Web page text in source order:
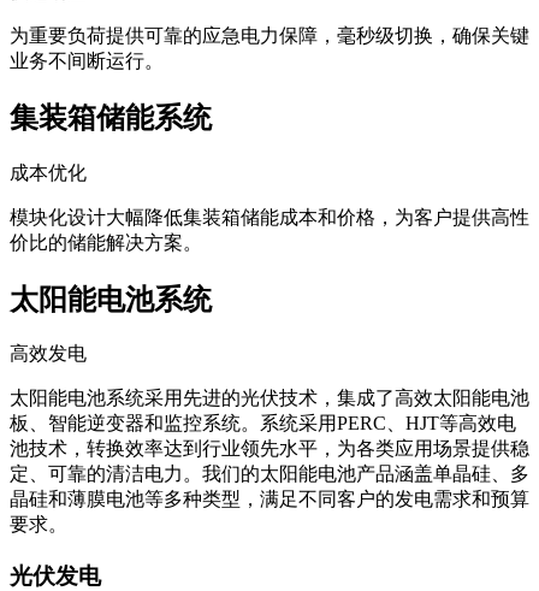
为重要负荷提供可靠的应急电力保障，毫秒级切换，确保关键
业务不间断运行。
集装箱储能系统
成本优化
模块化设计大幅降低集装箱储能成本和价格，为客户提供高性
价比的储能解决方案。
太阳能电池系统
高效发电
太阳能电池系统采用先进的光伏技术，集成了高效太阳能电池
板、智能逆变器和监控系统。系统采用PERC、HJT等高效电
池技术，转换效率达到行业领先水平，为各类应用场景提供稳
定、可靠的清洁电力。我们的太阳能电池产品涵盖单晶硅、多
晶硅和薄膜电池等多种类型，满足不同客户的发电需求和预算
要求。
光伏发电